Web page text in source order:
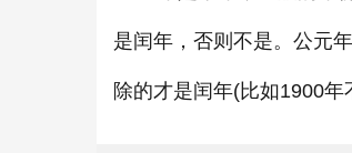
是闰年，否则不是。公元
除的才是闰年(比如1900年